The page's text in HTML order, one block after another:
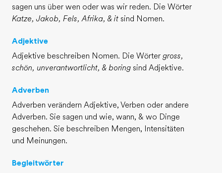
sagen uns über wen oder was wir reden. Die Wörter
Katze, Jakob, Fels, Afrika, & it sind Nomen.
Adjektive
Adjektive beschreiben Nomen. Die Wörter gross,
schön, unverantwortlicht, & boring sind Adjektive.
Adverben
Adverben verändern Adjektive, Verben oder andere
Adverben. Sie sagen und wie, wann, & wo Dinge
geschehen. Sie beschreiben Mengen, Intensitäten
und Meinungen.
Begleitwörter